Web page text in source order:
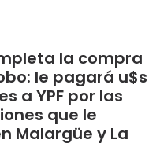
la compra
le pagará u$s
a YPF por las
que le
Malargüe y La